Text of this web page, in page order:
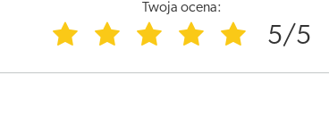
Twoja ocena:
5/5